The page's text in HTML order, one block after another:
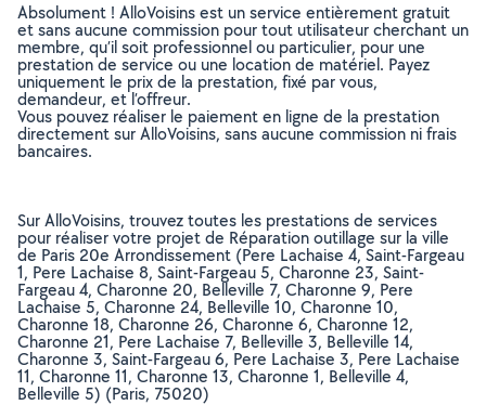
Absolument ! AlloVoisins est un service entièrement gratuit
et sans aucune commission pour tout utilisateur cherchant un
membre, qu’il soit professionnel ou particulier, pour une
prestation de service ou une location de matériel. Payez
uniquement le prix de la prestation, fixé par vous,
demandeur, et l’offreur.
Vous pouvez réaliser le paiement en ligne de la prestation
directement sur AlloVoisins, sans aucune commission ni frais
bancaires.
Sur AlloVoisins, trouvez toutes les prestations de services
pour réaliser votre projet de Réparation outillage sur la ville
de Paris 20e Arrondissement (Pere Lachaise 4, Saint-Fargeau
1, Pere Lachaise 8, Saint-Fargeau 5, Charonne 23, Saint-
Fargeau 4, Charonne 20, Belleville 7, Charonne 9, Pere
Lachaise 5, Charonne 24, Belleville 10, Charonne 10,
Charonne 18, Charonne 26, Charonne 6, Charonne 12,
Charonne 21, Pere Lachaise 7, Belleville 3, Belleville 14,
Charonne 3, Saint-Fargeau 6, Pere Lachaise 3, Pere Lachaise
11, Charonne 11, Charonne 13, Charonne 1, Belleville 4,
Belleville 5) (Paris, 75020)